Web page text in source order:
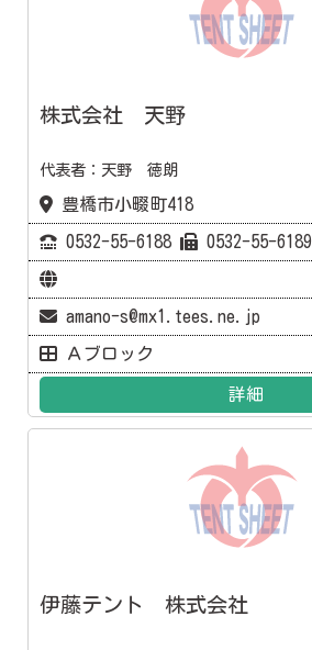
株式会社 天野
代表者：天野 徳朗
豊橋市小畷町418
0532-55-6188 0532-55-6189
amano-s@mx1.tees.ne.jp
Ａブロック
詳細
伊藤テント 株式会社